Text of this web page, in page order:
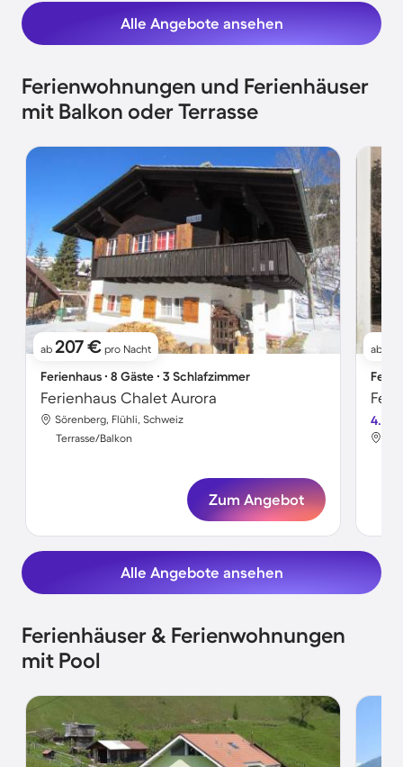
Alle Angebote ansehen
Ferienwohnungen und Ferienhäuser
mit Balkon oder Terrasse
ab 207 € pro Nacht
Ferienhaus ∙ 8 Gäste ∙ 3 Schlafzimmer
Ferienhaus Chalet Aurora
Sörenberg, Flühli, Schweiz
Terrasse/Balkon
Zum Angebot
ab
4.0
Alle Angebote ansehen
Ferienhäuser & Ferienwohnungen
mit Pool